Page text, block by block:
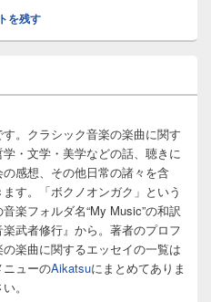
を残す
。クラシック音楽の楽曲に関す
・文学・美学などの話、聴きに
感想、その他日常の諸々を含
す。「ボクノオンガク」という
楽フォルダ名“My Music”の和訳
武者修行』から。著者のプロフ
楽曲に関するエッセイの一覧は
ニューのAikatsuにまとめてありま
。